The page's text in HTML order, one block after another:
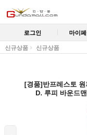
로그인 마이
신규상품 신규상품
[경품]반프레스토 원
D. 루피 바운드